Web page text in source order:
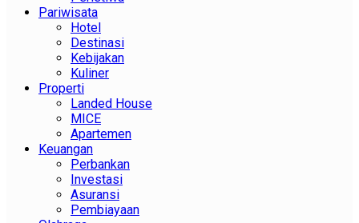
Pariwisata
Hotel
Destinasi
Kebijakan
Kuliner
Properti
Landed House
MICE
Apartemen
Keuangan
Perbankan
Investasi
Asuransi
Pembiayaan